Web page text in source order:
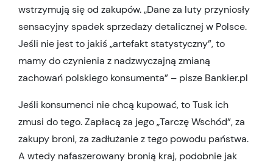
wstrzymują się od zakupów. „Dane za luty przyniosły
sensacyjny spadek sprzedaży detalicznej w Polsce.
Jeśli nie jest to jakiś „artefakt statystyczny”, to
mamy do czynienia z nadzwyczajną zmianą
zachowań polskiego konsumenta” – pisze Bankier.pl
Jeśli konsumenci nie chcą kupować, to Tusk ich
zmusi do tego. Zapłacą za jego „Tarczę Wschód”, za
zakupy broni, za zadłużanie z tego powodu państwa.
A wtedy nafaszerowany bronią kraj, podobnie jak